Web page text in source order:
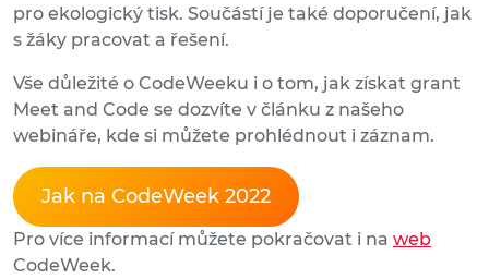
pro ekologický tisk. Součástí je také doporučení, jak
s žáky pracovat a řešení.
Vše důležité o CodeWeeku i o tom, jak získat grant
Meet and Code se dozvíte v článku z našeho
webináře, kde si můžete prohlédnout i záznam.
Jak na CodeWeek 2022
Pro více informací můžete pokračovat i na web
CodeWeek.